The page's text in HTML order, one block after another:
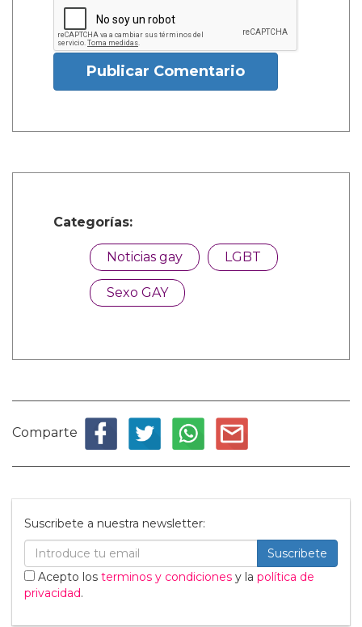
Publicar Comentario
Categorías:
Noticias gay LGBT
Sexo GAY
Comparte
Suscribete a nuestra newsletter:
Suscribete
Acepto los terminos y condiciones y la política de
privacidad.